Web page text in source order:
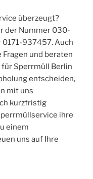
überzeugt?
der Nummer 030-
937457. Auch
und beraten
Sperrmüll Berlin
entscheiden,
mit uns
kurzfristig
ihre
einem
uns auf Ihre